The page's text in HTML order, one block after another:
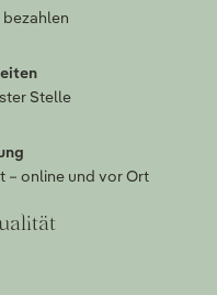
Stelle
– online und vor Ort